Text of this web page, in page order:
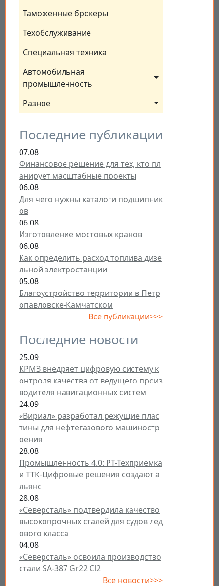
Таможенные брокеры
Техобслуживание
Специальная техника
Автомобильная
промышленность
Разное
Последние публикации
07.08
Финансовое решение для тех, кто пл
анирует масштабные проекты
06.08
Для чего нужны каталоги подшипник
ов
06.08
Изготовление мостовых кранов
06.08
Как определить расход топлива дизе
льной электростанции
05.08
Благоустройство территории в Петр
опавловске-Камчатском
Все публикации>>>
Последние новости
25.09
КРМЗ внедряет цифровую систему к
онтроля качества от ведущего произ
водителя навигационных систем
24.09
«Вириал» разработал режущие плас
тины для нефтегазового машиностр
оения
28.08
Промышленность 4.0: РТ-Техприемка
и ТТК-Цифровые решения создают а
льянс
28.08
«Северсталь» подтвердила качество
высокопрочных сталей для судов лед
ового класса
04.08
«Северсталь» освоила производство
стали SA-387 Gr22 Cl2
Все новости>>>